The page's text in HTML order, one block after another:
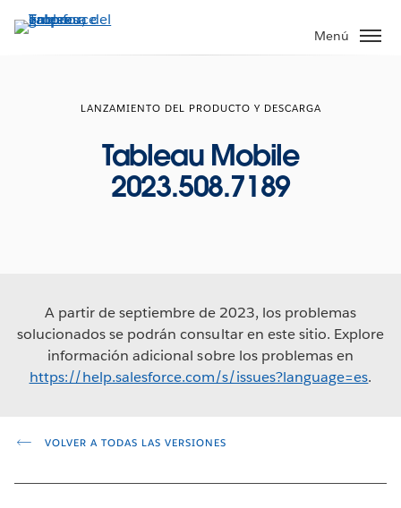
Menú
LANZAMIENTO DEL PRODUCTO Y DESCARGA
Tableau Mobile
2023.508.7189
A partir de septiembre de 2023, los problemas
solucionados se podrán consultar en este sitio. Explore
información adicional sobre los problemas en
https://help.salesforce.com/s/issues?language=es.
VOLVER A TODAS LAS VERSIONES